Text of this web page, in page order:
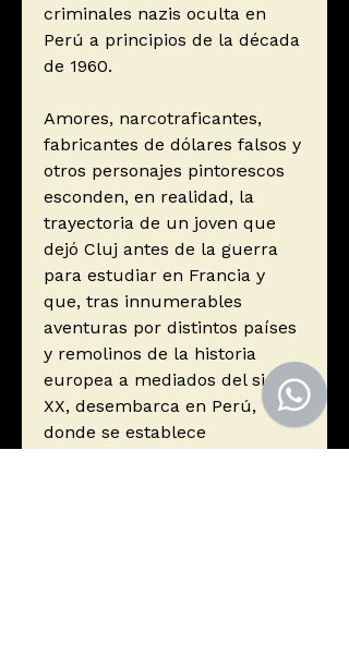
criminales nazis oculta en
Perú a principios de la década
de 1960.
Amores, narcotraficantes,
fabricantes de dólares falsos y
otros personajes pintorescos
esconden, en realidad, la
trayectoria de un joven que
dejó Cluj antes de la guerra
para estudiar en Francia y
que, tras innumerables
aventuras por distintos países
y remolinos de la historia
europea a mediados del siglo
XX, desembarca en Perú,
donde se establece